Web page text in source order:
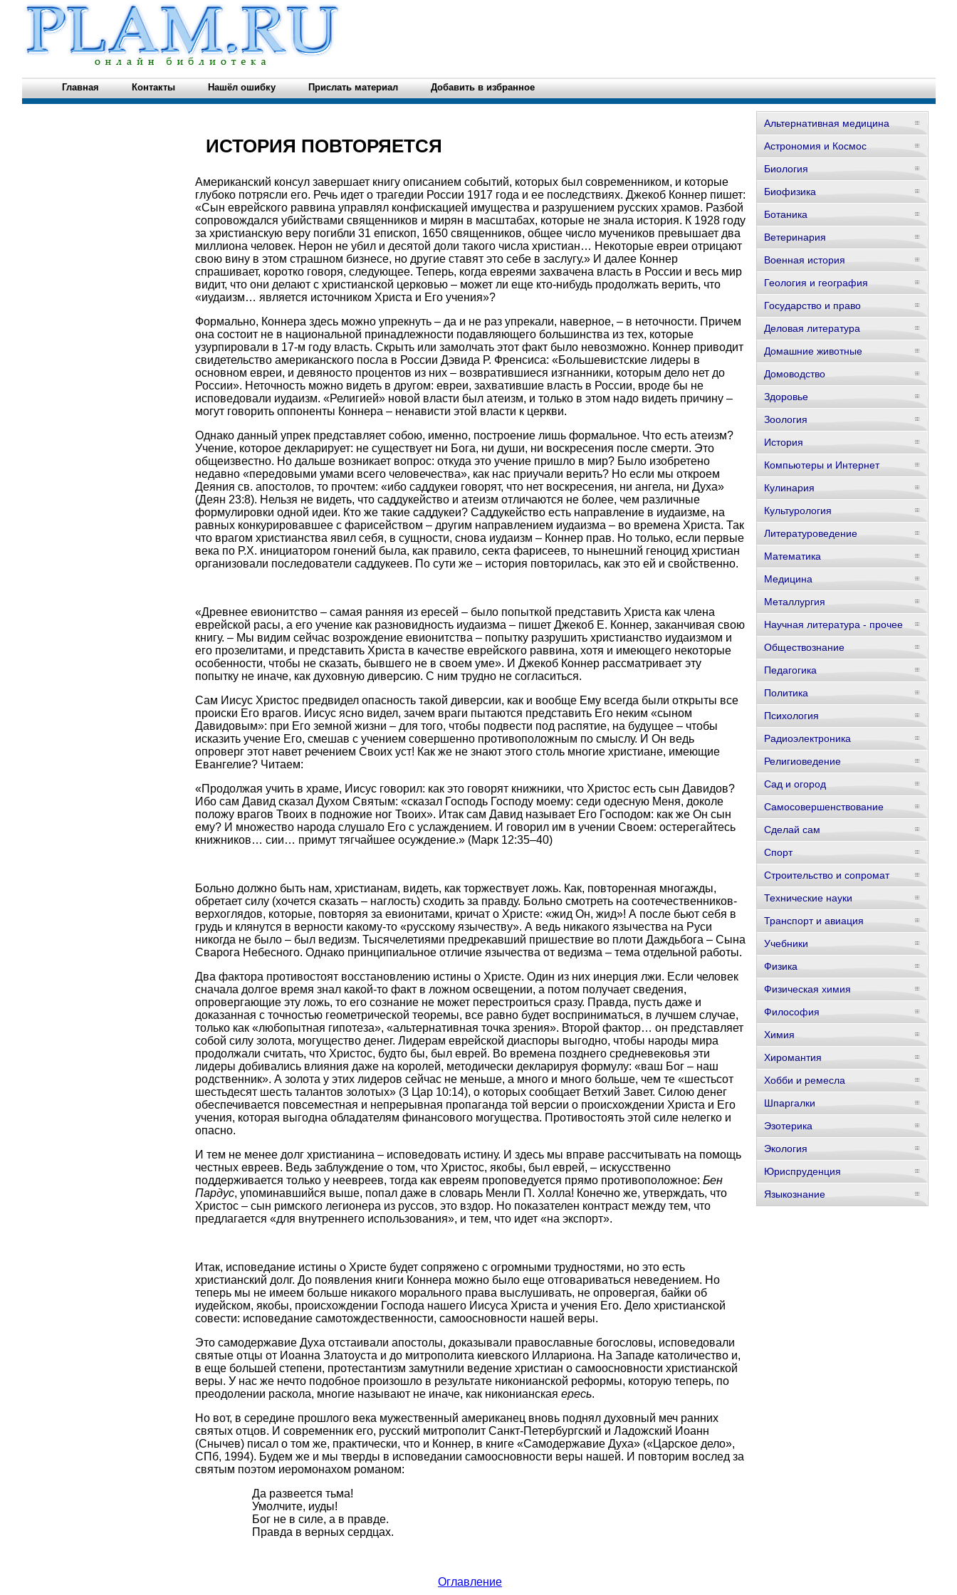
Главная Контакты Нашёл ошибку Прислать материал Добавить в избранное
ИСТОРИЯ ПОВТОРЯЕТСЯ
Американский консул завершает книгу описанием событий, которых был современником, и которые
глубоко потрясли его. Речь идет о трагедии России 1917 года и ее последствиях. Джекоб Коннер пишет:
«Сын еврейского раввина управлял конфискацией имущества и разрушением русских храмов. Разбой
сопровождался убийствами священников и мирян в масштабах, которые не знала история. К 1928 году
за христианскую веру погибли 31 епископ, 1650 священников, общее число мучеников превышает два
миллиона человек. Нерон не убил и десятой доли такого числа христиан… Некоторые евреи отрицают
свою вину в этом страшном бизнесе, но другие ставят это себе в заслугу.» И далее Коннер
спрашивает, коротко говоря, следующее. Теперь, когда евреями захвачена власть в России и весь мир
видит, что они делают с христианской церковью – может ли еще кто-нибудь продолжать верить, что
«иудаизм… является источником Христа и Его учения»?
Формально, Коннера здесь можно упрекнуть – да и не раз упрекали, наверное, – в неточности. Причем
она состоит не в национальной принадлежности подавляющего большинства из тех, которые
узурпировали в 17-м году власть. Скрыть или замолчать этот факт было невозможно. Коннер приводит
свидетельство американского посла в России Дэвида Р. Френсиса: «Большевистские лидеры в
основном евреи, и девяносто процентов из них – возвратившиеся изгнанники, которым дело нет до
России». Неточность можно видеть в другом: евреи, захватившие власть в России, вроде бы не
исповедовали иудаизм. «Религией» новой власти был атеизм, и только в этом надо видеть причину –
могут говорить оппоненты Коннера – ненависти этой власти к церкви.
Однако данный упрек представляет собою, именно, построение лишь формальное. Что есть атеизм?
Учение, которое декларирует: не существует ни Бога, ни души, ни воскресения после смерти. Это
общеизвестно. Но дальше возникает вопрос: откуда это учение пришло в мир? Было изобретено
недавно «передовыми умами всего человечества», как нас приучали верить? Но если мы откроем
Деяния св. апостолов, то прочтем: «ибо саддукеи говорят, что нет воскресения, ни ангела, ни Духа»
(Деян 23:8). Нельзя не видеть, что саддукейство и атеизм отличаются не более, чем различные
формулировки одной идеи. Кто же такие саддукеи? Саддукейство есть направление в иудаизме, на
равных конкурировавшее с фарисейством – другим направлением иудаизма – во времена Христа. Так
что врагом христианства явил себя, в сущности, снова иудаизм – Коннер прав. Но только, если первые
века по Р.Х. инициатором гонений была, как правило, секта фарисеев, то нынешний геноцид христиан
организовали последователи саддукеев. По сути же – история повторилась, как это ей и свойственно.
«Древнее евионитство – самая ранняя из ересей – было попыткой представить Христа как члена
еврейской расы, а его учение как разновидность иудаизма – пишет Джекоб Е. Коннер, заканчивая свою
книгу. – Мы видим сейчас возрождение евионитства – попытку разрушить христианство иудаизмом и
его прозелитами, и представить Христа в качестве еврейского раввина, хотя и имеющего некоторые
особенности, чтобы не сказать, бывшего не в своем уме». И Джекоб Коннер рассматривает эту
попытку не иначе, как духовную диверсию. С ним трудно не согласиться.
Сам Иисус Христос предвидел опасность такой диверсии, как и вообще Ему всегда были открыты все
происки Его врагов. Иисус ясно видел, зачем враги пытаются представить Его неким «сыном
Давидовым»: при Его земной жизни – для того, чтобы подвести под распятие, на будущее – чтобы
исказить учение Его, смешав с учением совершенно противоположным по смыслу. И Он ведь
опроверг этот навет речением Своих уст! Как же не знают этого столь многие христиане, имеющие
Евангелие? Читаем:
«Продолжая учить в храме, Иисус говорил: как это говорят книжники, что Христос есть сын Давидов?
Ибо сам Давид сказал Духом Святым: «сказал Господь Господу моему: седи одесную Меня, доколе
положу врагов Твоих в подножие ног Твоих». Итак сам Давид называет Его Господом: как же Он сын
ему? И множество народа слушало Его с услаждением. И говорил им в учении Своем: остерегайтесь
книжников… сии… примут тягчайшее осуждение.» (Марк 12:35–40)
Больно должно быть нам, христианам, видеть, как торжествует ложь. Как, повторенная многажды,
обретает силу (хочется сказать – наглость) сходить за правду. Больно смотреть на соотечественников-
верхоглядов, которые, повторяя за евионитами, кричат о Христе: «жид Он, жид»! А после бьют себя в
грудь и клянутся в верности какому-то «русскому язычеству». А ведь никакого язычества на Руси
никогда не было – был ведизм. Тысячелетиями предрекавший пришествие во плоти Даждьбога – Сына
Сварога Небесного. Однако принципиальное отличие язычества от ведизма – тема отдельной работы.
Два фактора противостоят восстановлению истины о Христе. Один из них инерция лжи. Если человек
сначала долгое время знал какой-то факт в ложном освещении, а потом получает сведения,
опровергающие эту ложь, то его сознание не может перестроиться сразу. Правда, пусть даже и
доказанная с точностью геометрической теоремы, все равно будет восприниматься, в лучшем случае,
только как «любопытная гипотеза», «альтернативная точка зрения». Второй фактор… он представляет
собой силу золота, могущество денег. Лидерам еврейской диаспоры выгодно, чтобы народы мира
продолжали считать, что Христос, будто бы, был еврей. Во времена позднего средневековья эти
лидеры добивались влияния даже на королей, методически декларируя формулу: «ваш Бог – наш
родственник». А золота у этих лидеров сейчас не меньше, а много и много больше, чем те «шестьсот
шестьдесят шесть талантов золотых» (3 Цар 10:14), о которых сообщает Ветхий Завет. Силою денег
обеспечивается повсеместная и непрерывная пропаганда той версии о происхождении Христа и Его
учения, которая выгодна обладателям финансового могущества. Противостоять этой силе нелегко и
опасно.
И тем не менее долг христианина – исповедовать истину. И здесь мы вправе рассчитывать на помощь
честных евреев. Ведь заблуждение о том, что Христос, якобы, был еврей, – искусственно
поддерживается только у неевреев, тогда как евреям проповедуется прямо противоположное: Бен
Пардус, упоминавшийся выше, попал даже в словарь Менли П. Холла! Конечно же, утверждать, что
Христос – сын римского легионера из руссов, это вздор. Но показателен контраст между тем, что
предлагается «для внутреннего использования», и тем, что идет «на экспорт».
Итак, исповедание истины о Христе будет сопряжено с огромными трудностями, но это есть
христианский долг. До появления книги Коннера можно было еще отговариваться неведением. Но
теперь мы не имеем больше никакого морального права выслушивать, не опровергая, байки об
иудейском, якобы, происхождении Господа нашего Иисуса Христа и учения Его. Дело христианской
совести: исповедание самотождественности, самоосновности нашей веры.
Это самодержавие Духа отстаивали апостолы, доказывали православные богословы, исповедовали
святые отцы от Иоанна Златоуста и до митрополита киевского Иллариона. На Западе католичество и,
в еще большей степени, протестантизм замутнили ведение христиан о самоосновности христианской
веры. У нас же нечто подобное произошло в результате никонианской реформы, которую теперь, по
преодолении раскола, многие называют не иначе, как никонианская ересь.
Но вот, в середине прошлого века мужественный американец вновь поднял духовный меч ранних
святых отцов. И современник его, русский митрополит Санкт-Петербургский и Ладожский Иоанн
(Снычев) писал о том же, практически, что и Коннер, в книге «Самодержавие Духа» («Царское дело»,
СПб, 1994). Будем же и мы тверды в исповедании самоосновности веры нашей. И повторим вослед за
святым поэтом иеромонахом романом:
Да развеется тьма!
Умолчите, иуды!
Бог не в силе, а в правде.
Правда в верных сердцах.
Оглавление
Альтернативная медицина
Астрономия и Космос
Биология
Биофизика
Ботаника
Ветеринария
Военная история
Геология и география
Государство и право
Деловая литература
Домашние животные
Домоводство
Здоровье
Зоология
История
Компьютеры и Интернет
Кулинария
Культурология
Литературоведение
Математика
Медицина
Металлургия
Научная литература - прочее
Обществознание
Педагогика
Политика
Психология
Радиоэлектроника
Религиоведение
Сад и огород
Самосовершенствование
Сделай сам
Спорт
Строительство и сопромат
Технические науки
Транспорт и авиация
Учебники
Физика
Физическая химия
Философия
Химия
Хиромантия
Хобби и ремесла
Шпаргалки
Эзотерика
Экология
Юриспруденция
Языкознание